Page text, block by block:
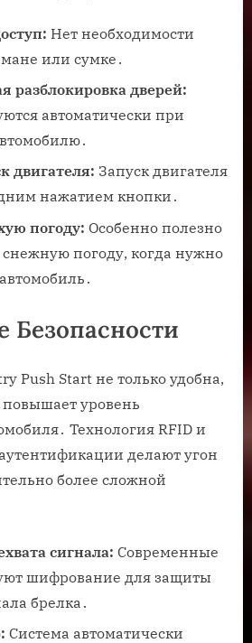
Нет необходимости
или сумке․
разблокировка дверей:
автоматически при
двигателя: Запуск двигателя
нажатием кнопки․
погоду: Особенно полезно
погоду, когда нужно
Push Start не только удобна,
уровень
Технология RFID и
делают угон
более сложной
сигнала: Современные
шифрование для защиты
брелка․
Система автоматически